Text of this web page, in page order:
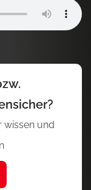
wissen und